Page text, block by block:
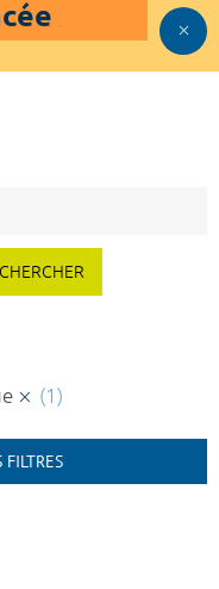
(1)
FILTRES